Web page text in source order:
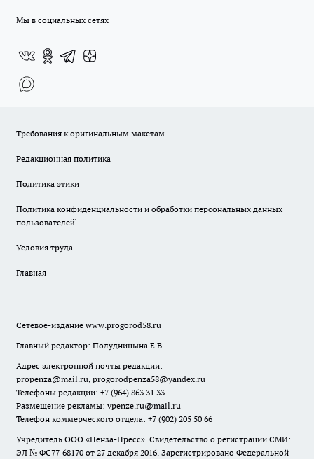
Мы в социальных сетях
Требования к оригинальным макетам
Редакционная политика
Политика этики
Политика конфиденциальности и обработки персональных данных
пользователей̆
Условия труда
Главная
Сетевое-издание www.progorod58.ru
Главный редактор: Полудницына Е.В.
Адрес электронной почты редакции:
propenza@mail.ru, progorodpenza58@yandex.ru
Телефоны редакции: +7 (964) 863 31 33
Размещение рекламы: vpenze.ru@mail.ru
Телефон коммерческого отдела: +7 (902) 205 50 66
Учредитель ООО «Пенза-Пресс». Свидетельство о регистрации СМИ:
ЭЛ № ФС77-68170 от 27 декабря 2016. Зарегистрировано Федеральной